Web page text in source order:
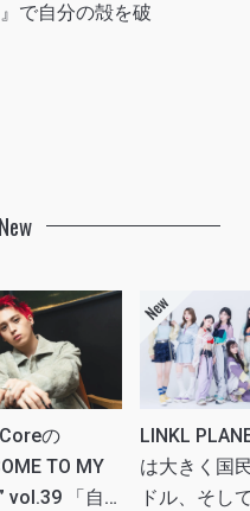
で自分の殻を破
の
TO MY
vol.39 「自
LINKL
は大きく国
ドル、そし